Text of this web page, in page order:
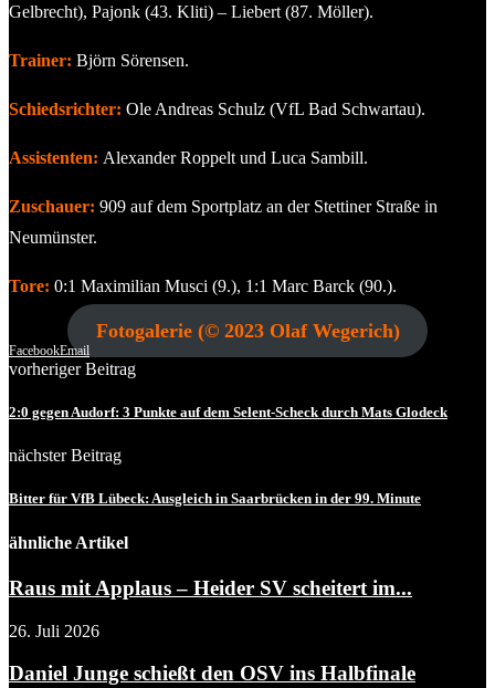
Gelbrecht), Pajonk (43. Kliti) – Liebert (87. Möller).
Trainer: Björn Sörensen.
Schiedsrichter: Ole Andreas Schulz (VfL Bad Schwartau).
Assistenten: Alexander Roppelt und Luca Sambill.
Zuschauer: 909 auf dem Sportplatz an der Stettiner Straße in
Neumünster.
Tore: 0:1 Maximilian Musci (9.), 1:1 Marc Barck (90.).
Fotogalerie (© 2023 Olaf Wegerich)
FacebookEmail
vorheriger Beitrag
2:0 gegen Audorf: 3 Punkte auf dem Selent-Scheck durch Mats Glodeck
nächster Beitrag
Bitter für VfB Lübeck: Ausgleich in Saarbrücken in der 99. Minute
ähnliche Artikel
Raus mit Applaus – Heider SV scheitert im...
26. Juli 2026
Daniel Junge schießt den OSV ins Halbfinale